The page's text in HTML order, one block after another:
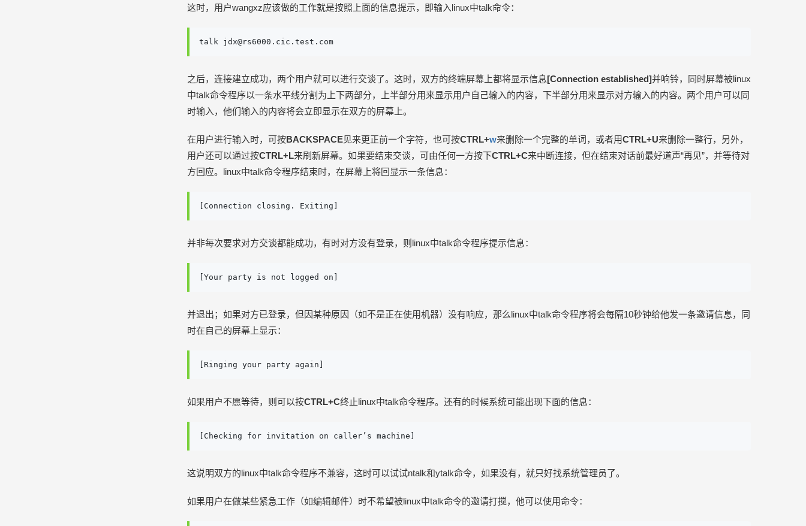
这时，用户wangxz应该做的工作就是按照上面的信息提示，即输入linux中talk命令：
talk jdx@rs6000.cic.test.com
之后，连接建立成功，两个用户就可以进行交谈了。这时，双方的终端屏幕上都将显示信息[Connection established]并响铃，同时屏幕被linux
中talk命令程序以一条水平线分割为上下两部分，上半部分用来显示用户自己输入的内容，下半部分用来显示对方输入的内容。两个用户可以同
时输入，他们输入的内容将会立即显示在双方的屏幕上。
在用户进行输入时，可按BACKSPACE见来更正前一个字符，也可按CTRL+w来删除一个完整的单词，或者用CTRL+U来删除一整行，另外，
用户还可以通过按CTRL+L来刷新屏幕。如果要结束交谈，可由任何一方按下CTRL+C来中断连接，但在结束对话前最好道声“再见”，并等待对
方回应。linux中talk命令程序结束时，在屏幕上将回显示一条信息：
[Connection closing. Exiting]
并非每次要求对方交谈都能成功，有时对方没有登录，则linux中talk命令程序提示信息：
[Your party is not logged on]
并退出；如果对方已登录，但因某种原因（如不是正在使用机器）没有响应，那么linux中talk命令程序将会每隔10秒钟给他发一条邀请信息，同
时在自己的屏幕上显示：
[Ringing your party again]
如果用户不愿等待，则可以按CTRL+C终止linux中talk命令程序。还有的时候系统可能出现下面的信息：
[Checking for invitation on caller’s machine]
这说明双方的linux中talk命令程序不兼容，这时可以试试ntalk和ytalk命令，如果没有，就只好找系统管理员了。
如果用户在做某些紧急工作（如编辑邮件）时不希望被linux中talk命令的邀请打搅，他可以使用命令：